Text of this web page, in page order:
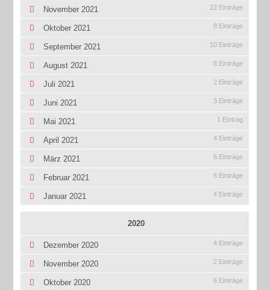
November 2021 22 Einträge
Oktober 2021 8 Einträge
September 2021 10 Einträge
August 2021 8 Einträge
Juli 2021 2 Einträge
Juni 2021 3 Einträge
Mai 2021 1 Eintrag
April 2021 4 Einträge
März 2021 5 Einträge
Februar 2021 6 Einträge
Januar 2021 4 Einträge
2020
Dezember 2020 4 Einträge
November 2020 2 Einträge
Oktober 2020 6 Einträge